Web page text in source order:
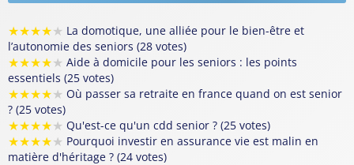
★★★★★ La domotique, une alliée pour le bien-être et
l’autonomie des seniors (28 votes)
★★★★★ Aide à domicile pour les seniors : les points
essentiels (25 votes)
★★★★★ Où passer sa retraite en france quand on est senior
? (25 votes)
★★★★★ Qu'est-ce qu'un cdd senior ? (25 votes)
★★★★★ Pourquoi investir en assurance vie est malin en
matière d'héritage ? (24 votes)